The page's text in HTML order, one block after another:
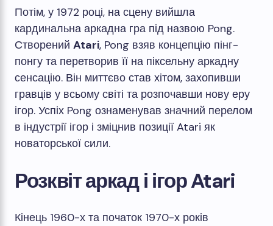
Потім, у 1972 році, на сцену вийшла
кардинальна аркадна гра під назвою Pong.
Створений Atari, Pong взяв концепцію пінг-
понгу та перетворив її на піксельну аркадну
сенсацію. Він миттєво став хітом, захопивши
гравців у всьому світі та розпочавши нову еру
ігор. Успіх Pong ознаменував значний перелом
в індустрії ігор і зміцнив позиції Atari як
новаторської сили.
Розквіт аркад і ігор Atari
Кінець 1960-х та початок 1970-х років